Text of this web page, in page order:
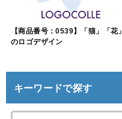
【商品番号：0539】「猫」「花」
のロゴデザイン
キーワードで探す